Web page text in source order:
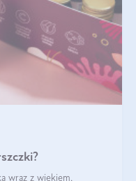
wraz z wiekiem,